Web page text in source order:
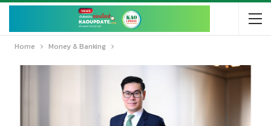
Home Money & Banking